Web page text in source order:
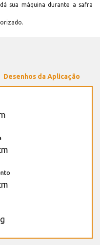
sua máquina durante a safra
Desenhos da Aplicação